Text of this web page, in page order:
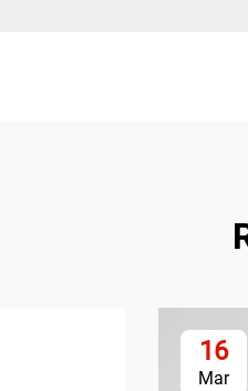
16
Mar